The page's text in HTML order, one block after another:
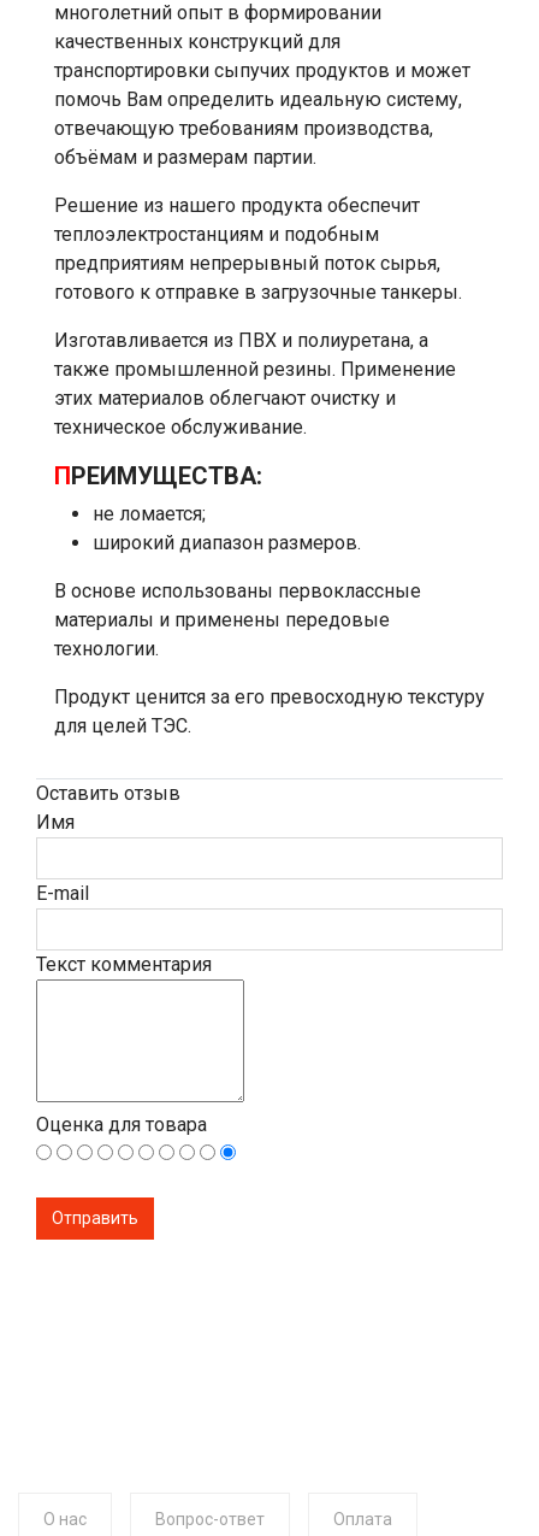
многолетний опыт в формировании
качественных конструкций для
транспортировки сыпучих продуктов и может
помочь Вам определить идеальную систему,
отвечающую требованиям производства,
объёмам и размерам партии.
Решение из нашего продукта обеспечит
теплоэлектростанциям и подобным
предприятиям непрерывный поток сырья,
готового к отправке в загрузочные танкеры.
Изготавливается из ПВХ и полиуретана, а
также промышленной резины. Применение
этих материалов облегчают очистку и
техническое обслуживание.
ПРЕИМУЩЕСТВА:
не ломается;
широкий диапазон размеров.
В основе использованы первоклассные
материалы и применены передовые
технологии.
Продукт ценится за его превосходную текстуру
для целей ТЭС.
Оставить отзыв
Имя
E-mail
Текст комментария
Оценка для товара
О нас Вопрос-ответ Оплата